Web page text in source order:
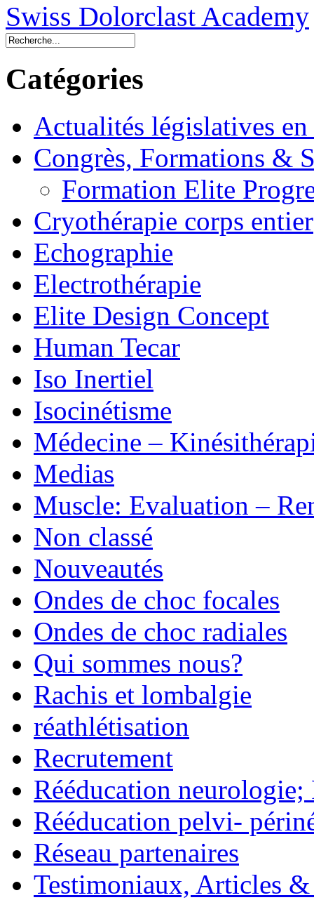
Swiss Dolorclast Academy
Catégories
Actualités législatives
Congrès, Formations &
Formation Elite
Cryothérapie corps entier
Echographie
Electrothérapie
Elite Design Concept
Human Tecar
Iso Inertiel
Isocinétisme
Médecine –
Medias
Muscle: Evaluation –
Non classé
Nouveautés
Ondes de choc focales
Ondes de choc radiales
Qui sommes nous?
Rachis et lombalgie
réathlétisation
Recrutement
Rééducation
Rééducation pelvi-
Réseau partenaires
Testimoniaux, Articles